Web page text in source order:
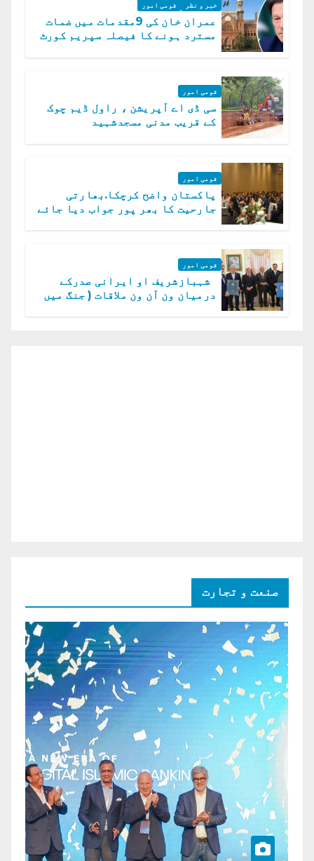
خبر و نظر قومی امور
عمران خان کی 9مقدمات میں ضمات
مسترد ہونے کا فیصلہ سپریم کورٹ
قومی امور
سی ڈی اے آپریشن ، راول ڈیم چوک
کے قریب مدنی مسجدشہید
قومی امور
پاکستان واضح کرچکا.بھارتی
جارحیت کا بھر پور جواب دیا جائے
قومی امور
شہبازشریف او ایرانی صدرکے
درمیان ون آن ون ملاقات ( جنگ میں
صنعت و تجارت